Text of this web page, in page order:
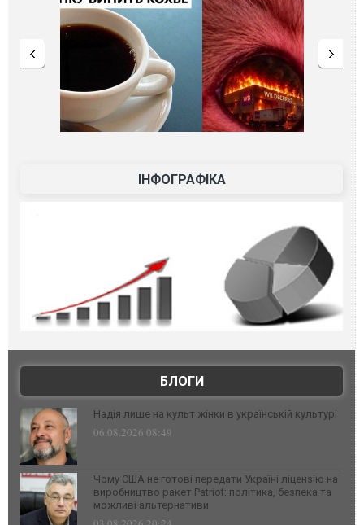
ІНФОГРАФІКА
БЛОГИ
Надія лише на культ жінки в українській культурі
06.08.2026 08:49
Чому США не готові передати Україні ліцензію на
виробництво ракет Patriot: політика, безпека та
можливі альтернативи